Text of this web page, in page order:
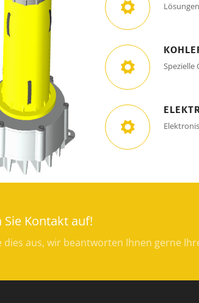
Spezielle
Sie Kontakt auf!
aus, wir beantworten Ihnen gerne